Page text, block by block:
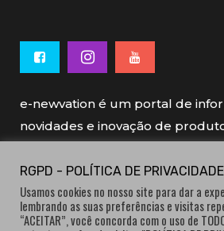
e-newvation é um portal de
novidades e inovação de
e-newvation tem o patrocínio do
Ano”, o prémio de inovação
RGPD - POLÍTICA DE
Usamos cookies no nosso site para dar a
lembrando as suas preferências e visitas
“ACEITAR”, você concorda com o uso de